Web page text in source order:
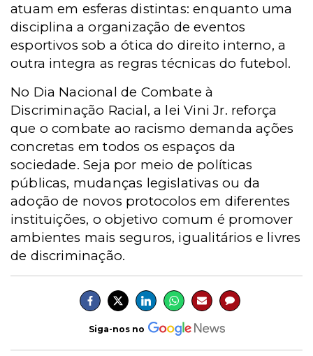
atuam em esferas distintas: enquanto uma
disciplina a organização de eventos
esportivos sob a ótica do direito interno, a
outra integra as regras técnicas do futebol.
No Dia Nacional de Combate à
Discriminação Racial, a lei Vini Jr. reforça
que o combate ao racismo demanda ações
concretas em todos os espaços da
sociedade. Seja por meio de políticas
públicas, mudanças legislativas ou da
adoção de novos protocolos em diferentes
instituições, o objetivo comum é promover
ambientes mais seguros, igualitários e livres
de discriminação.
Siga-nos no